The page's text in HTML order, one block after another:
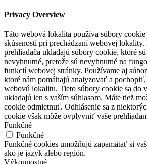
Privacy Overview
Táto webová lokalita používa súbory cookie
skúseností pri prechádzaní webovej lokality.
prehliadača ukladajú súbory cookie, ktoré
nevyhnutné, pretože sú nevyhnutné na
funkcií webovej stránky. Používame aj
ktoré nám pomáhajú analyzovať a
webovú lokalitu. Tieto súbory cookie sa do
ukladajú len s vaším súhlasom. Máte tiež
cookie odmietnuť. Odhlásenie sa z
cookie však môže ovplyvniť vaše
Funkčné
Funkčné
Funkčné cookies umožňujú zapamätať si
ako je jazyk alebo región.
Výkonnostné